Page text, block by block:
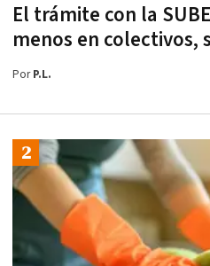
El trámite con la
menos en colectivos,
PorP.L.